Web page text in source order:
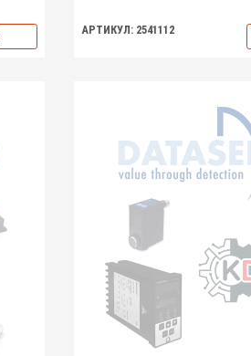
АРТИКУЛ: 2541112